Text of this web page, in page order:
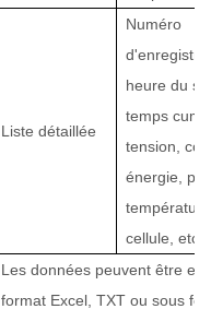
Liste détaillée
Numéro
heure du
temps
tension,
énergie,
cellule, etc.
Les données peuvent être
format Excel, TXT ou sous